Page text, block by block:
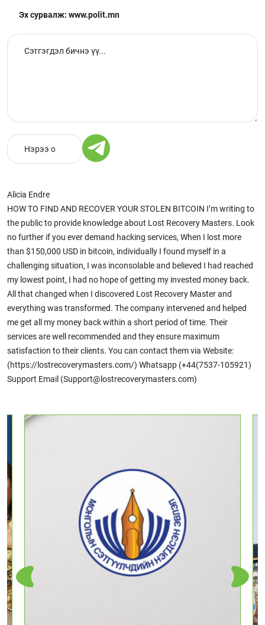
Эх сурвалж: www.polit.mn
Alicia Endre
HOW TO FIND AND RECOVER YOUR STOLEN BITCOIN I’m writing to
the public to provide knowledge about Lost Recovery Masters. Look
no further if you ever demand hacking services, When I lost more
than $150,000 USD in bitcoin, individually I found myself in a
challenging situation, I was inconsolable and believed I had reached
my lowest point, I had no hope of getting my invested money back.
All that changed when I discovered Lost Recovery Master and
everything was transformed. The company intervened and helped
me get all my money back within a short period of time. Their
services are well recommended and they ensure maximum
satisfaction to their clients. You can contact them via Website:
(https://lostrecoverymasters.com/) Whatsapp (+44(7537-105921)
Support Email (Support@lostrecoverymasters.com)